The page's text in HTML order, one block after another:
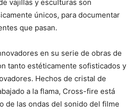
vajillas y esculturas son
únicos, para documentar
que pasan.
en su serie de obras de
tanto estéticamente sofisticados y
Hechos de cristal de
a la flama, Cross-fire está
de las ondas del sonido del filme